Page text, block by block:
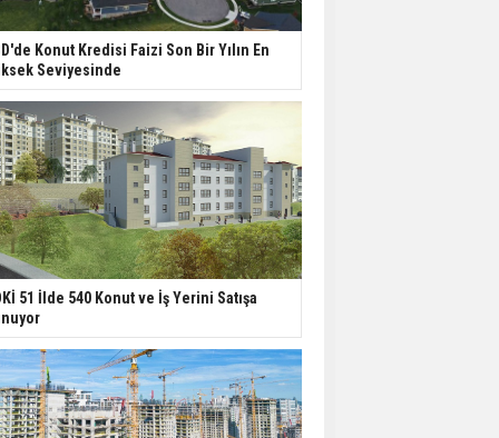
Konut Kredisi Faizi Son Bir Yılın En
Seviyesinde
51 İlde 540 Konut ve İş Yerini Satışa